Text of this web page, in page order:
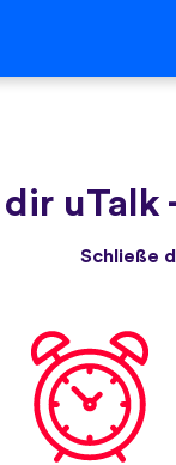
dir uTalk
Schließe